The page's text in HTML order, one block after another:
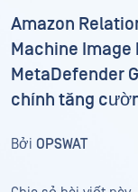
Amazon
Machine Image
MetaDefender
chính tăng
Bởi OPSWAT